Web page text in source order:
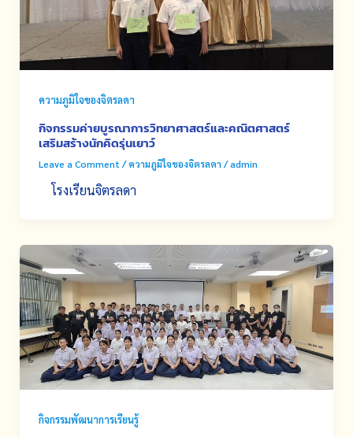
ความภูมิใจของจิตรลดา
กิจกรรมค่ายบูรณาการวิทยาศาสตร์และคณิตศาสตร์
เสริมสร้างนักคิดรุ่นเยาว์
Leave a Comment /ความภูมิใจของจิตรลดา /admin
โรงเรียนจิตรลดา
กิจกรรมพัฒนาการเรียนรู้